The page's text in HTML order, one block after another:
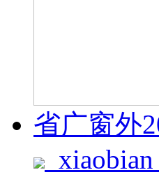
省广窗外
xiaobian